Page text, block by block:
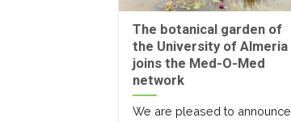
The botanical garden of
the University of Almeria
joins the Med-O-Med
network
We are pleased to announce